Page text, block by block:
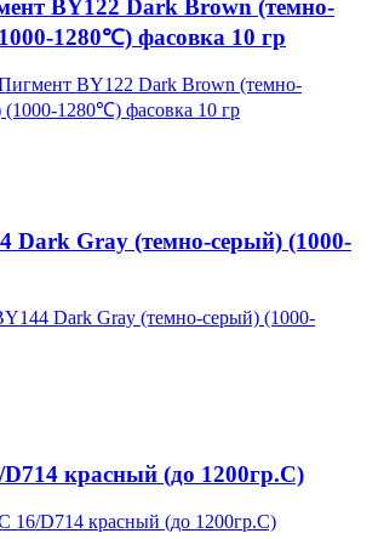
BY122 Dark Brown (темно-
1280℃) фасовка 10 гр
Dark Gray (темно-серый) (1000-
красный (до 1200гр.С)